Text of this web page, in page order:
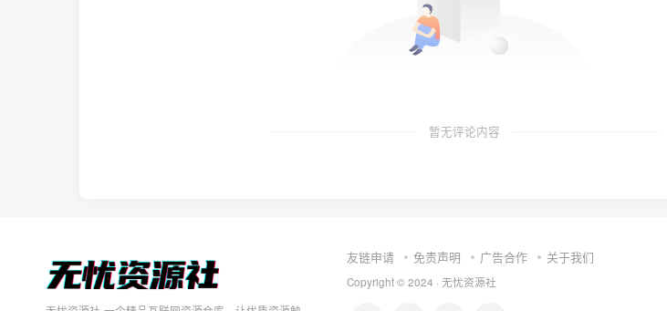
暂无评论内容
友链申请 免责声明 广告合作 关于我们
Copyright © 2024 · 无忧资源社